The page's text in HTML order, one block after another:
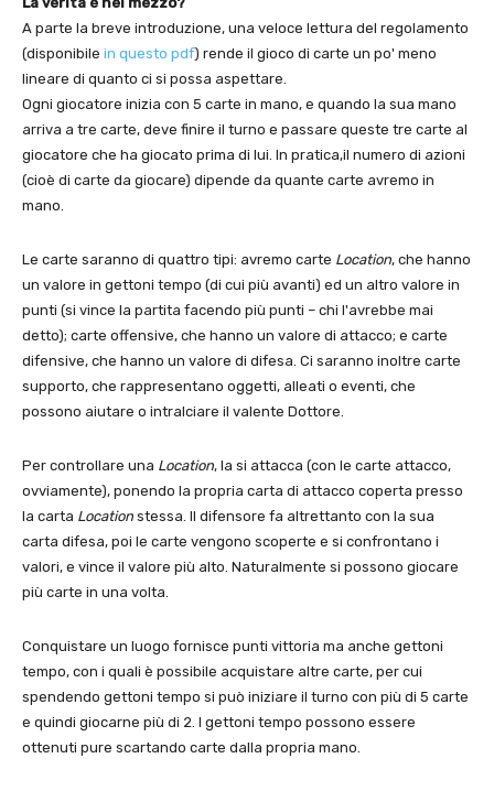
A parte la breve introduzione, una veloce lettura del regolamento
(disponibile in questo pdf) rende il gioco di carte un po' meno
lineare di quanto ci si possa aspettare.
Ogni giocatore inizia con 5 carte in mano, e quando la sua mano
arriva a tre carte, deve finire il turno e passare queste tre carte al
giocatore che ha giocato prima di lui. In pratica,il numero di azioni
(cioè di carte da giocare) dipende da quante carte avremo in
mano.
Le carte saranno di quattro tipi: avremo carte Location, che hanno
un valore in gettoni tempo (di cui più avanti) ed un altro valore in
punti (si vince la partita facendo più punti – chi l'avrebbe mai
detto); carte offensive, che hanno un valore di attacco; e carte
difensive, che hanno un valore di difesa. Ci saranno inoltre carte
supporto, che rappresentano oggetti, alleati o eventi, che
possono aiutare o intralciare il valente Dottore.
Per controllare una Location, la si attacca (con le carte attacco,
ovviamente), ponendo la propria carta di attacco coperta presso
la carta Location stessa. Il difensore fa altrettanto con la sua
carta difesa, poi le carte vengono scoperte e si confrontano i
valori, e vince il valore più alto. Naturalmente si possono giocare
più carte in una volta.
Conquistare un luogo fornisce punti vittoria ma anche gettoni
tempo, con i quali è possibile acquistare altre carte, per cui
spendendo gettoni tempo si può iniziare il turno con più di 5 carte
e quindi giocarne più di 2. I gettoni tempo possono essere
ottenuti pure scartando carte dalla propria mano.